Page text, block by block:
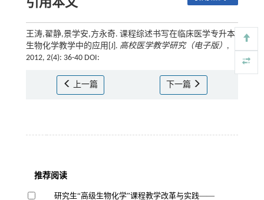
引用本文
王涛,翟静,景学安,方永奇. 课程综述书写在临床医学专升本
生物化学教学中的应用[J]. 高校医学教学研究（电子版） ,
2012, 2(4): 36-40 DOI:
上一篇 下一篇